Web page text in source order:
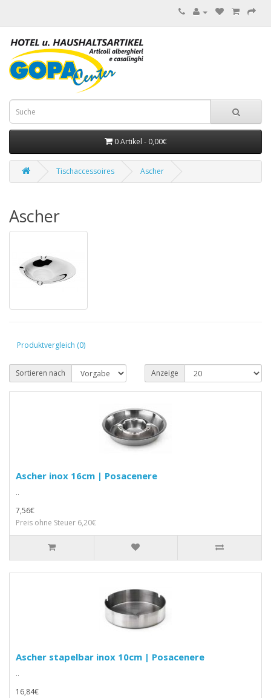
0 Artikel - 0,00€
Tischaccessoires Ascher
Ascher
Produktvergleich (0)
Sortieren nach Anzeige
Ascher inox 16cm | Posacenere
..
7,56€
Preis ohne Steuer 6,20€
Ascher stapelbar inox 10cm | Posacenere
..
16,84€